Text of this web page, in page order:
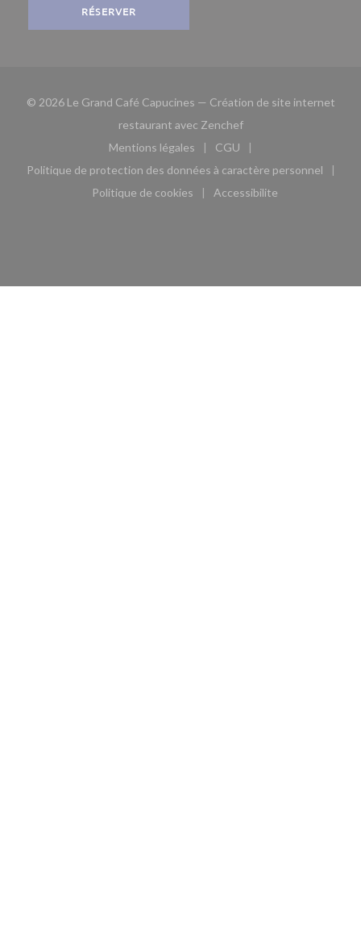
RÉSERVER
© 2026 Le Grand Café Capucines — Création de site internet
restaurant avec Zenchef((ouvre une nouvelle
Mentions légales
((ouvre une nouvelle fenêtre))
CGU
((ouvre une nouvelle
Politique de protection des données à caractère personnel
((ouvre une nouvelle fenêtre))
Politique de cookies
((ouvre une nouvelle fenêtre))
Accessibilite